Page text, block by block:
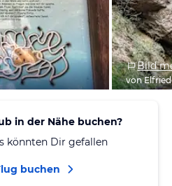
Bild
von
in der Nähe buchen?
könnten Dir gefallen
buchen